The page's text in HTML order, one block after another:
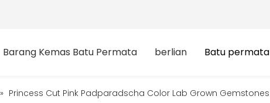
Barang Kemas Batu Permata berlian Batu permata
» Princess Cut Pink Padparadscha Color Lab Grown Gemstones